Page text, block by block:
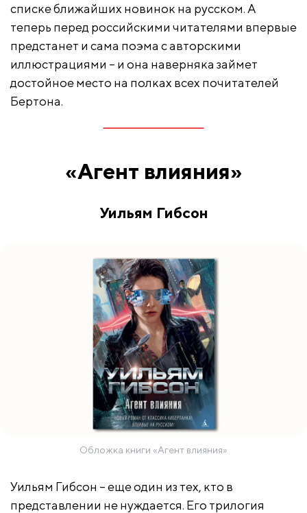
списке ближайших новинок на русском. А
теперь перед российскими читателями впервые
предстанет и сама поэма с авторскими
иллюстрациями – и она наверняка займет
достойное место на полках всех почитателей
Бертона.
«Агент влияния»
Уильям Гибсон
Обложка книги «Агент влияния»
Уильям Гибсон – еще один из тех, кто в
представлении не нуждается. Его трилогия